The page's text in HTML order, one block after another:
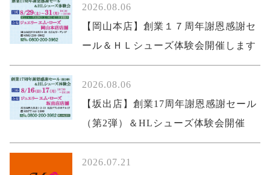
2026.08.06
【岡山本店】創業１７周年謝恩感謝セ
ール＆ＨＬシューズ体験会開催します
2026.08.06
【坂出店】創業17周年謝恩感謝セール
（第2弾）＆HLシューズ体験会開催
2026.07.21